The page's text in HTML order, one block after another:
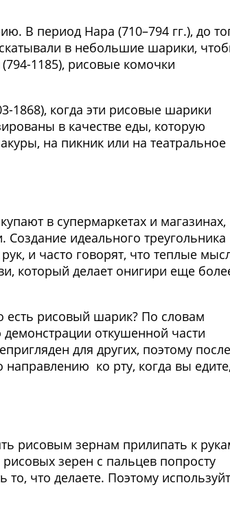
В период Нара (710–794 гг.), до
в небольшие шарики,
1185), рисовые комочки
1868), когда эти рисовые шарики
в качестве еды, которую
на пикник или на театральное
в супермаркетах и магазинах,
идеального треугольника
и часто говорят, что теплые
который делает онигири еще
есть рисовый шарик? По словам
откушенной части
для других, поэтому после
ко рту, когда вы едите,
рисовым зернам прилипать к
зерен с пальцев попросту
что делаете. Поэтому